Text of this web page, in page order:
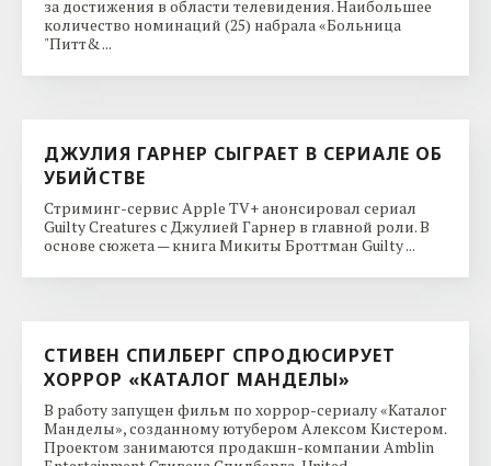
за достижения в области телевидения. Наибольшее
количество номинаций (25) набрала «Больница
"Питт& ...
ДЖУЛИЯ ГАРНЕР СЫГРАЕТ В СЕРИАЛЕ ОБ
УБИЙСТВЕ
Стриминг-сервис Apple TV+ анонсировал сериал
Guilty Creatures с Джулией Гарнер в главной роли. В
основе сюжета — книга Микиты Броттман Guilty ...
СТИВЕН СПИЛБЕРГ СПРОДЮСИРУЕТ
ХОРРОР «КАТАЛОГ МАНДЕЛЫ»
В работу запущен фильм по хоррор-сериалу «Каталог
Манделы», созданному ютубером Алексом Кистером.
Проектом занимаются продакшн-компании Amblin